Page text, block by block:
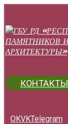
КОНТАКТЫ
OKVKTelegram